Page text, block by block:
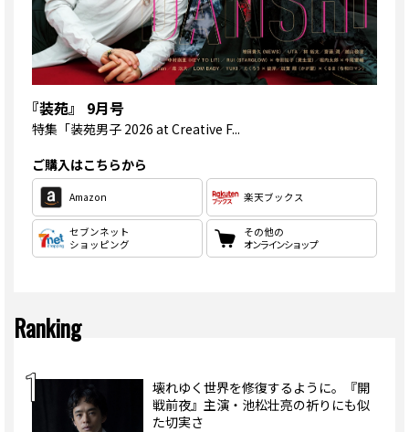
『装苑』 9月号
特集 「装苑男子 2026 at Creative F...
ご購入はこちらから
Amazon 楽天ブックス
セブンネット
ショッピング
その他の
オンラインショップ
Ranking
壊れゆく世界を修復するように。『開
戦前夜』主演・池松壮亮の祈りにも似
た切実さ